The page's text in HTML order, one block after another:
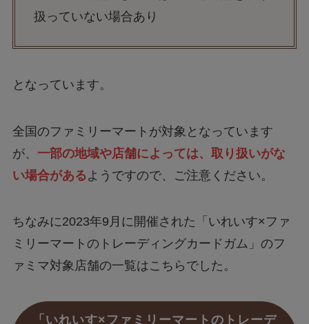
扱っていない場合あり
となっています。
全国のファミリーマートが対象となっています
が、 一部の地域や店舗によっては、取り扱いがな
い場合があるようですので、ご注意ください。
ちなみに2023年9月に開催された「いれいす×ファ
ミリーマートのトレーディングカードガム」のフ
ァミマ対象店舗の一覧はこちらでした。
「いれいす×ファミリーマートのトレーデ